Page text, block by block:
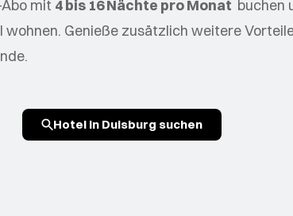
mit 4 bis 16 Nächte pro Monat buchen
wohnen. Genieße zusätzlich weitere
Hotel in Duisburg suchen